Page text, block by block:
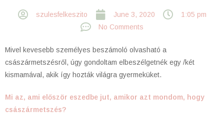
szulesfelkeszito June 3, 2020
1:05 pm
No Comments
Mivel kevesebb személyes beszámoló olvasható a
császármetszésről, úgy gondoltam elbeszélgetnék egy /két
kismamával, akik így hozták világra gyermeküket.
Mi az, ami először eszedbe jut, amikor azt mondom, hogy
császármetszés?